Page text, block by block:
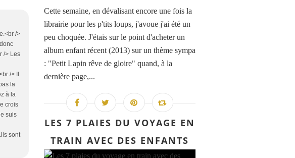
/>
/> Les
/> Il
la
à la
crois
suis
sont
Cette semaine, en dévalisant encore une fois la
librairie pour les p'tits loups, j'avoue j'ai été un
peu choquée. J'étais sur le point d'acheter un
album enfant récent (2013) sur un thème sympa
: "Petit Lapin rêve de gloire" quand, à la
dernière page,...
LES 7 PLAIES DU VOYAGE EN
TRAIN AVEC DES ENFANTS